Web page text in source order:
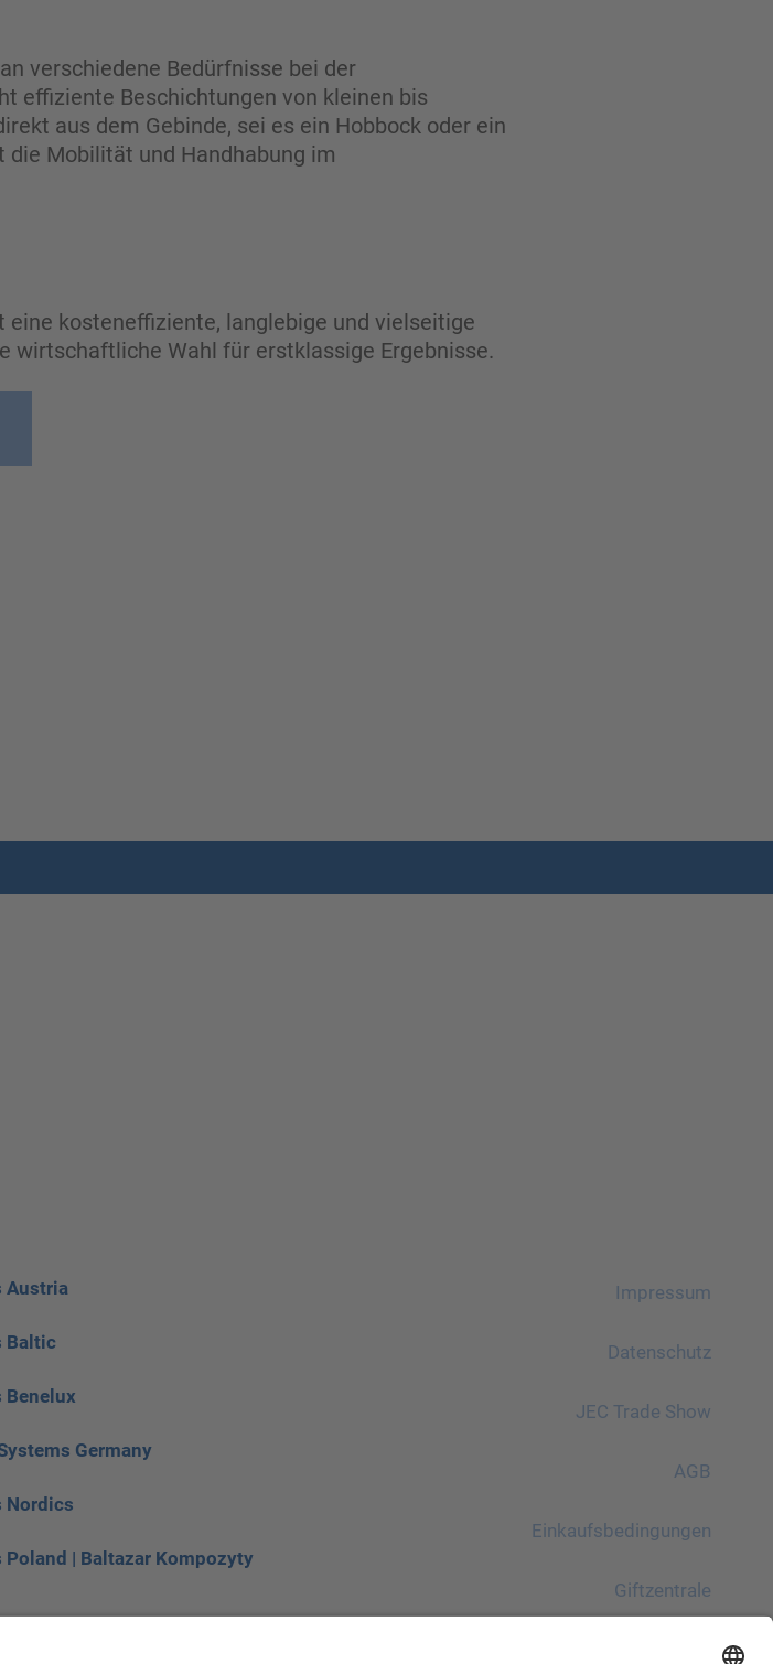
verschiedene Bedürfnisse bei der
effiziente Beschichtungen von kleinen bis
aus dem Gebinde, sei es ein Hobbock oder ein
die Mobilität und Handhabung im
eine kosteneffiziente, langlebige und vielseitige
wirtschaftliche Wahl für erstklassige Ergebnisse.
Austria
Baltic
Benelux
Germany
Nordics
Poland | Baltazar Kompozyty
Impressum
Datenschutz
JEC Trade Show
AGB
Einkaufsbedingungen
Giftzentrale